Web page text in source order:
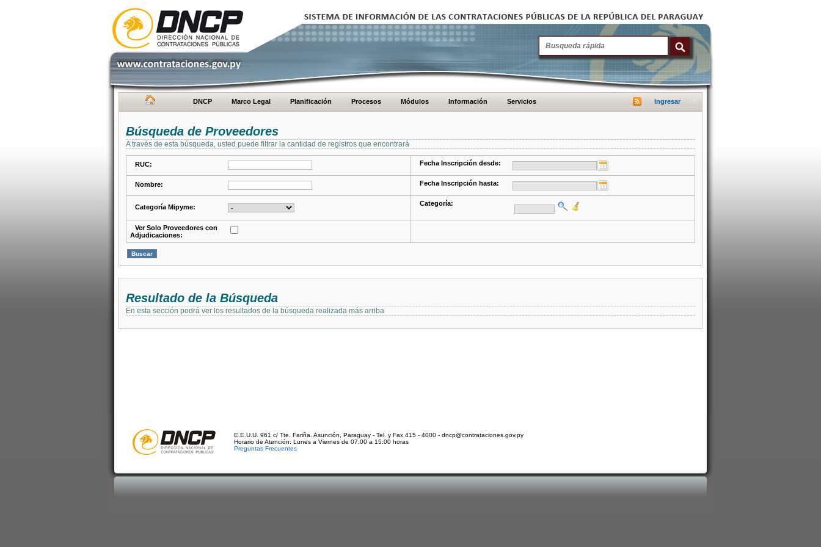
DNCP Marco Legal Planificación Procesos Módulos Información Servicios Ingresar
Búsqueda de Proveedores
A través de esta búsqueda, usted puede filtrar la cantidad de registros que encontrará
RUC: Fecha Inscripción desde:
Nombre: Fecha Inscripción hasta:
Categoría Mipyme: Categoría:
Ver Solo Proveedores con
Adjudicaciones:
Resultado de la Búsqueda
En esta sección podrá ver los resultados de la búsqueda realizada más arriba
E.E.U.U. 961 c/ Tte. Fariña. Asunción, Paraguay - Tel. y Fax 415 - 4000 - dncp@contrataciones.gov.py
Horario de Atención: Lunes a Viernes de 07:00 a 15:00 horas
Preguntas Frecuentes